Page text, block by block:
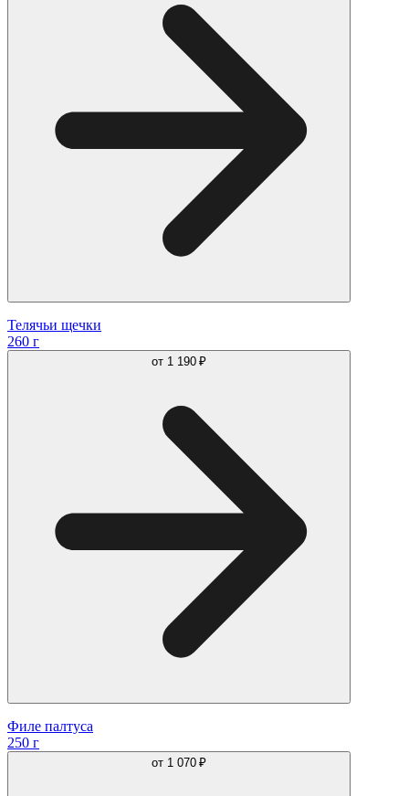
Телячьи щечки
260 г
от 1 190 ₽
Филе палтуса
250 г
от 1 070 ₽